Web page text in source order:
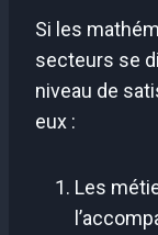
Si les
secteurs se
niveau de
eux :
Les